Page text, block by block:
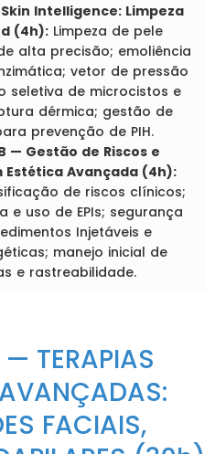
Intelligence: Limpeza
(4h): Limpeza de pele
alta precisão; emoliência
vetor de pressão
seletiva de microcistos e
dérmica; gestão de
prevenção de PIH.
— Gestão de Riscos e
Estética Avançada (4h):
de riscos clínicos;
e uso de EPIs; segurança
Injetáveis e
manejo inicial de
e rastreabilidade.
TERAPIAS
FACIAIS,